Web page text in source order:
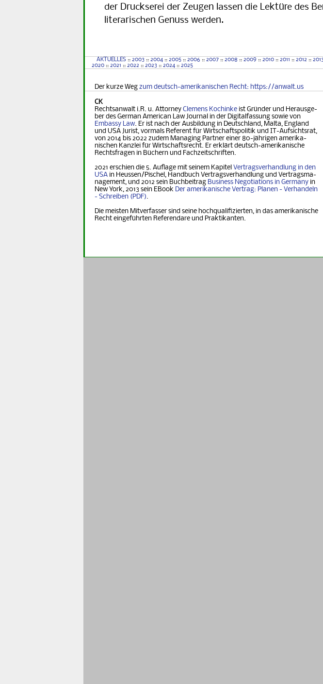
der Druckserei der Zeugen lassen die Lektüre des
literarischen Genuss werden.
AKTUELLES :: 2003 :: 2004 :: 2005 :: 2006 :: 2007 :: 2008 :: 2009 :: 2010 :: 2011 :: 2012 ::
2020 :: 2021 :: 2022 :: 2023 :: 2024 :: 2025
Der kurze Weg zum deutsch-amerikanischen Recht: https://anwalt.us
CK
Rechtsanwalt i.R. u. Attorney Clemens Kochinke ist Gründer und Her­aus­ge­
ber des German Ame­ri­can Law Journal in der Digitalfassung so­wie von
Embassy Law. Er ist nach der Ausbildung in Deutschland, Mal­ta, Eng­land
und USA Jurist, vormals Referent für Wirt­schafts­politik und IT-Auf­sichtsrat,
von 2014 bis 2022 zudem Managing Part­ner einer 80-jäh­ri­gen ame­ri­ka­
nischen Kanzlei für Wirtschaftsrecht. Er erklärt deutsch-ame­ri­ka­ni­sche
Rechts­fra­gen in Büchern und Fachzeitschriften.
2021 erschien die 5. Auflage mit seinem Kapitel Vertragsverhandlung in den
USA in Heus­sen/Pischel, Handbuch Vertragsverhandlung und Ver­trags­ma­
na­ge­ment, und 2012 sein Buchbeitrag Business Nego­ti­ati­ons in Ger­ma­ny in
New York, 2013 sein EBook Der ame­ri­ka­ni­sche Vertrag: Planen - Ver­han­deln
- Schreiben
.
Die meisten Mitverfasser sind seine hochqualifizierten, in das amerikanische
Recht eingeführten Referendare und Praktikanten.